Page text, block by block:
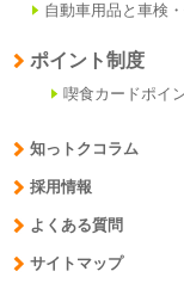
自動車用品と車検
ポイント制度
喫食カードポイ
知っトクコラム
採用情報
よくある質問
サイトマップ